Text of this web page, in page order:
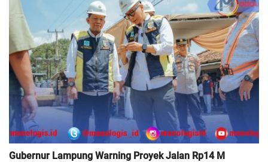
Gubernur Lampung Warning Proyek Jalan Rp14 M